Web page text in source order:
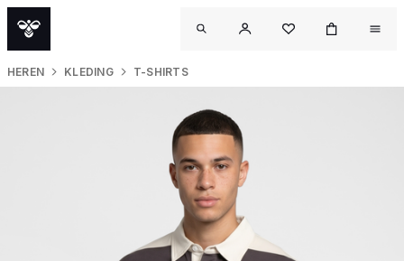
HEREN KLEDING T-SHIRTS